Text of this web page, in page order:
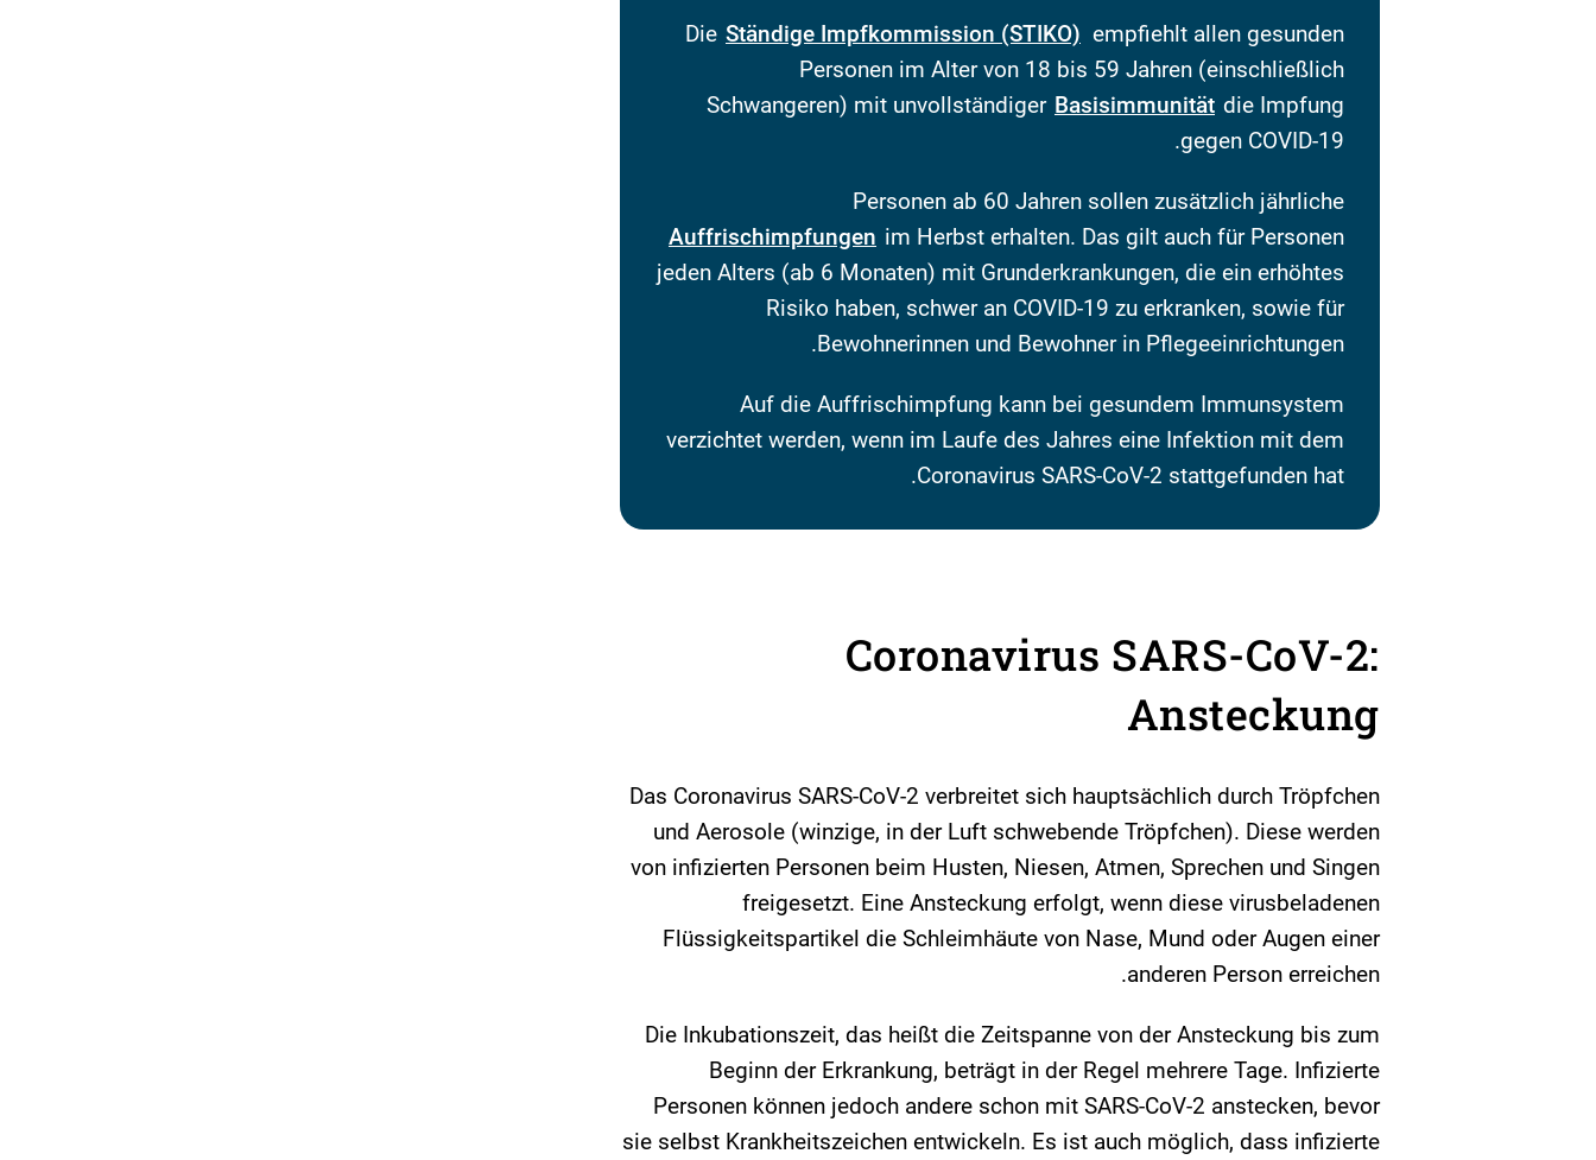
Die Ständige Impfkommission (STIKO) empfiehlt allen gesunden
Personen im Alter von 18 bis 59 Jahren (einschließlich
Schwangeren) mit unvollständiger Basisimmunität die Impfung
gegen COVID-19.
Personen ab 60 Jahren sollen zusätzlich jährliche
Auffrischimpfungen im Herbst erhalten. Das gilt auch für Personen
jeden Alters (ab 6 Monaten) mit Grunderkrankungen, die ein erhöhtes
Risiko haben, schwer an COVID-19 zu erkranken, sowie für
Bewohnerinnen und Bewohner in Pflegeeinrichtungen.
Auf die Auffrischimpfung kann bei gesundem Immunsystem
verzichtet werden, wenn im Laufe des Jahres eine Infektion mit dem
Coronavirus SARS-CoV-2 stattgefunden hat.
Coronavirus SARS-CoV-2:
Ansteckung
Das Coronavirus SARS-CoV-2 verbreitet sich hauptsächlich durch Tröpfchen
und Aerosole (winzige, in der Luft schwebende Tröpfchen). Diese werden
von infizierten Personen beim Husten, Niesen, Atmen, Sprechen und Singen
freigesetzt. Eine Ansteckung erfolgt, wenn diese virusbeladenen
Flüssigkeitspartikel die Schleimhäute von Nase, Mund oder Augen einer
anderen Person erreichen.
Die Inkubationszeit, das heißt die Zeitspanne von der Ansteckung bis zum
Beginn der Erkrankung, beträgt in der Regel mehrere Tage. Infizierte
Personen können jedoch andere schon mit SARS-CoV-2 anstecken, bevor
sie selbst Krankheitszeichen entwickeln. Es ist auch möglich, dass infizierte